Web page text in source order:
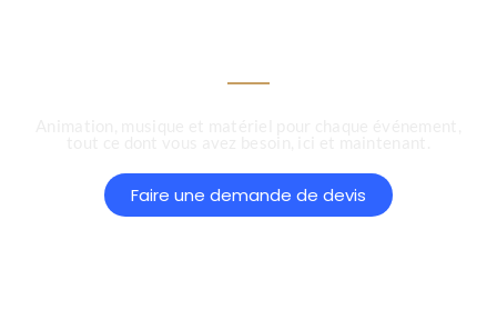
Faire une demande de devis